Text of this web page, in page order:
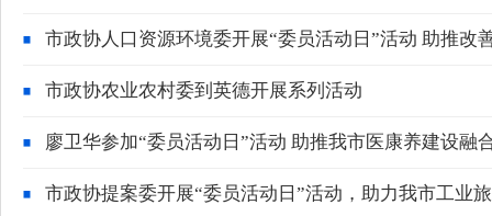
市政协人口资源环境委开展“委员活动日”活动 助推改
市政协农业农村委到英德开展系列活动
廖卫华参加“委员活动日”活动 助推我市医康养建设融
市政协提案委开展“委员活动日”活动，助力我市工业